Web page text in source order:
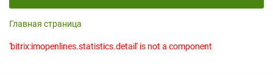
Главная страница
'bitrix:imopenlines.statistics.detail' is not a component